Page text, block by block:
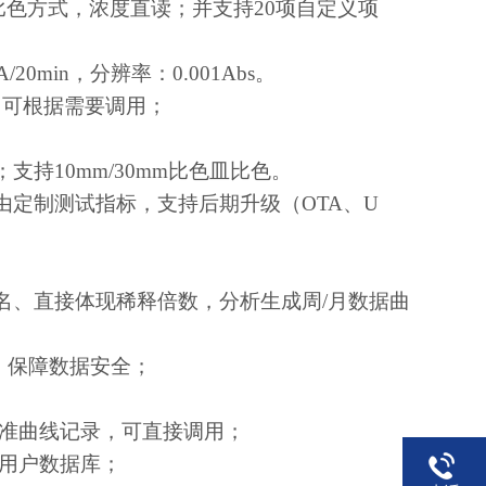
方式，浓度直读；并支持20项自定义项
20min ，分辨率：0.001Abs。
根据需要调用；
支持10mm/30mm比色皿比色。
定制测试指标，支持后期升级（OTA、U
、直接体现稀释倍数，分析生成周/月数据曲
障数据安全；
曲线记录，可直接调用；
户数据库；